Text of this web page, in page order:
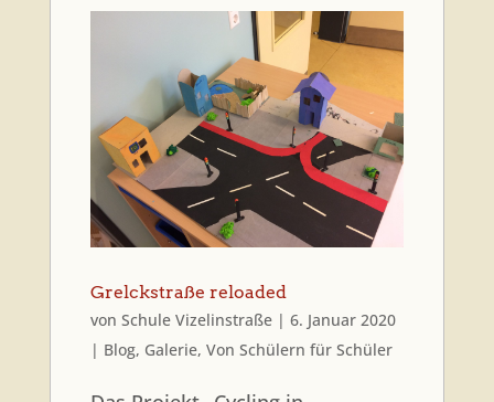
Grelckstraße reloaded
von Schule Vizelinstraße| 6. Januar 2020
| Blog, Galerie, Von Schülern für Schüler